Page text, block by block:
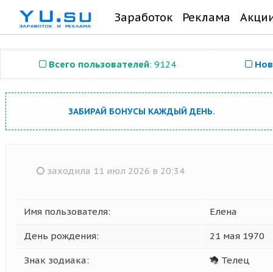
Заработок Реклама
Всего пользователей: 9124
ЗАБИРАЙ БОНУСЫ КАЖДЫЙ ДЕНЬ.
заходила 11 июл 2026 в 20:34
Имя пользователя: Елена
День рождения: 21 мая 1970
Знак зодиака: Телец